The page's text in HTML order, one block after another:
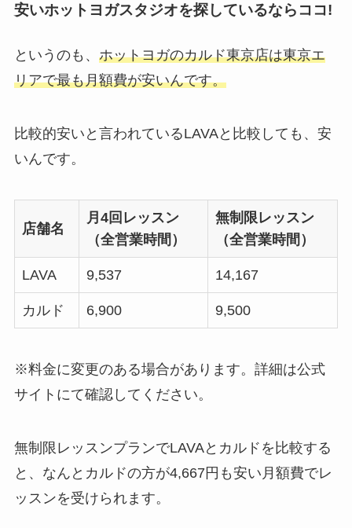
安いホットヨガスタジオを探しているならココ!
というのも、 ホットヨガのカルド東京店は東京エ
リアで最も月額費が安いんです。
比較的安いと言われているLAVAと比較しても、安
いんです。
店舗名
月4回レッスン
（全営業時間）
無制限レッスン
（全営業時間）
LAVA 9,537 14,167
カルド 6,900 9,500
※料金に変更のある場合があります。詳細は公式
サイトにて確認してください。
無制限レッスンプランでLAVAとカルドを比較する
と、なんと カルドの方が4,667円も安い月額費でレ
ッスンを受けられます。